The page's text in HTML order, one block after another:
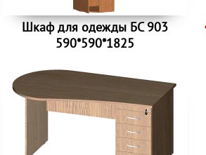
Шкаф для одежды БС 903
590*590*1825